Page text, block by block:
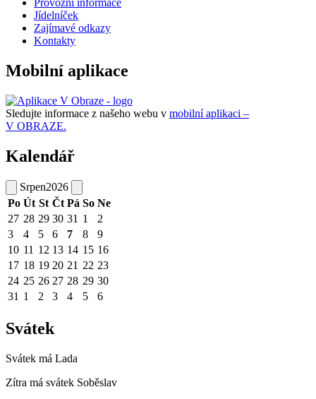
Provozní informace
Jídelníček
Zajímavé odkazy
Kontakty
Mobilní aplikace
Sledujte informace z našeho webu v mobilní aplikaci –
V OBRAZE.
Kalendář
Srpen2026
Po Út St Čt Pá So Ne
27 28 29 30 31 1
2
3
4 5 6 7 8
9
10 11 12 13 14 15 16
17 18 19 20 21 22 23
24 25 26 27 28 29 30
31 1 2 3 4 5 6
Svátek
Svátek má Lada
Zítra má svátek Soběslav